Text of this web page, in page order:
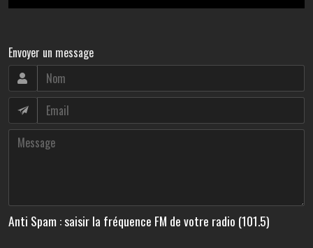
Envoyer un message
Anti Spam : saisir la fréquence FM de votre radio (101.5)